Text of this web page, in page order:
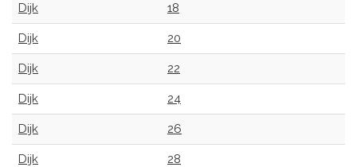
Dijk 18
Dijk 20
Dijk 22
Dijk 24
Dijk 26
Dijk 28